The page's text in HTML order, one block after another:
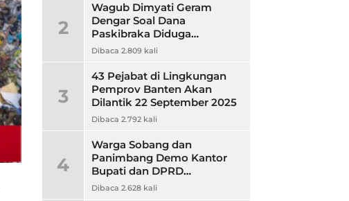
2
Wagub Dimyati Geram
Dengar Soal Dana
Paskibraka Diduga
Bermasalah, Banyak
Dibaca 2.809 kali
3
43 Pejabat di Lingkungan
Pemprov Banten Akan
Dilantik 22 September 2025
Dibaca 2.792 kali
4
Warga Sobang dan
Panimbang Demo Kantor
Bupati dan DPRD
Pandeglang, Ini
Dibaca 2.628 kali